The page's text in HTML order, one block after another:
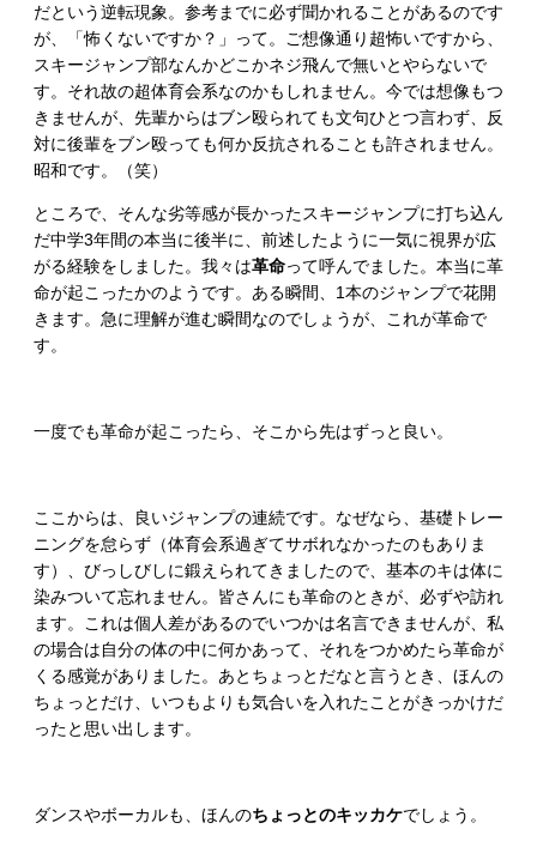
だという逆転現象。参考までに必ず聞かれることがあるのです
が、「怖くないですか？」って。ご想像通り超怖いですから、
スキージャンプ部なんかどこかネジ飛んで無いとやらないで
す。それ故の超体育会系なのかもしれません。今では想像もつ
きませんが、先輩からはブン殴られても文句ひとつ言わず、反
対に後輩をブン殴っても何か反抗されることも許されません。
昭和です。（笑）
ところで、そんな劣等感が長かったスキージャンプに打ち込ん
だ中学3年間の本当に後半に、前述したように一気に視界が広
がる経験をしました。我々は革命って呼んでました。本当に革
命が起こったかのようです。ある瞬間、1本のジャンプで花開
きます。急に理解が進む瞬間なのでしょうが、これが革命で
す。
一度でも革命が起こったら、そこから先はずっと良い。
ここからは、良いジャンプの連続です。なぜなら、基礎トレー
ニングを怠らず（体育会系過ぎてサボれなかったのもありま
す）、びっしびしに鍛えられてきましたので、基本のキは体に
染みついて忘れません。皆さんにも革命のときが、必ずや訪れ
ます。これは個人差があるのでいつかは名言できませんが、私
の場合は自分の体の中に何かあって、それをつかめたら革命が
くる感覚がありました。あとちょっとだなと言うとき、ほんの
ちょっとだけ、いつもよりも気合いを入れたことがきっかけだ
ったと思い出します。
ダンスやボーカルも、ほんのちょっとのキッカケでしょう。